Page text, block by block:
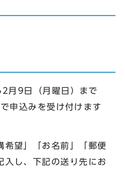
月9日（月曜日）まで
申込みを受け付けます
希望」「お名前」「郵便
入し、下記の送り先にお